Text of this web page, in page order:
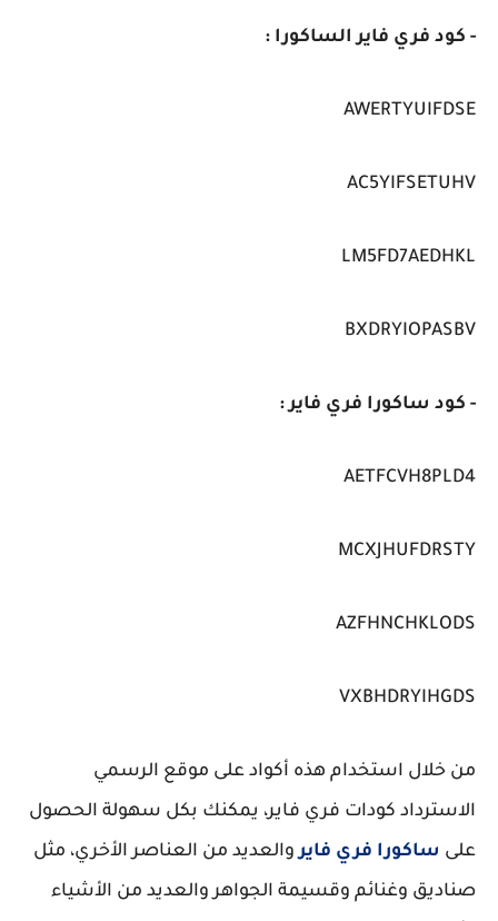
- كود فري فاير الساكورا :
AWERTYUIFDSE
AC5YIFSETUHV
LM5FD7AEDHKL
BXDRYIOPASBV
- كود ساكورا فري فاير :
AETFCVH8PLD4
MCXJHUFDRSTY
AZFHNCHKLODS
VXBHDRYIHGDS
من خلال استخدام هذه أكواد على موقع الرسمي
الاسترداد كودات فري فاير، يمكنك بكل سهولة الحصول
على ساكورا فري فايروالعديد من العناصر الأخري، مثل
صناديق وغنائم وقسيمة الجواهر والعديد من الأشياء